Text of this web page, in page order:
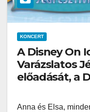
KONCERT
A Disney On
Varázslatos
előadását, a
Anna és Elsa,